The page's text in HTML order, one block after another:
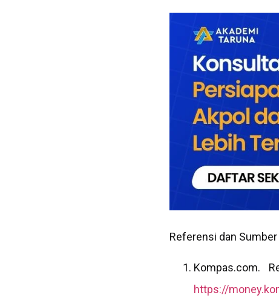
Referensi dan Sumber
Kompas.com.
https://